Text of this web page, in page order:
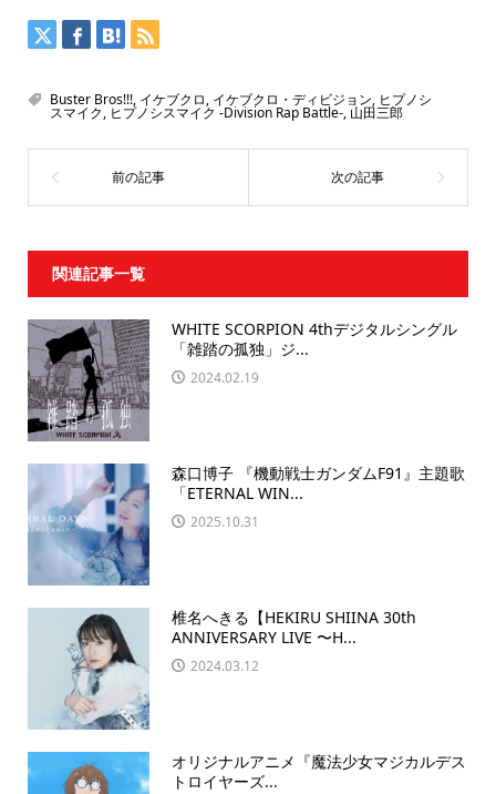
Buster Bros!!!, イケブクロ, イケブクロ・ディビジョン, ヒプノシ
スマイク, ヒプノシスマイク -Division Rap Battle-, 山田三郎
関連記事一覧
WHITE SCORPION 4thデジタルシングル
「雑踏の孤独」ジ...
2024.02.19
森口博子 『機動戦士ガンダムF91』主題歌
「ETERNAL WIN...
2025.10.31
椎名へきる【HEKIRU SHIINA 30th
ANNIVERSARY LIVE 〜H...
2024.03.12
オリジナルアニメ『魔法少⼥マジカルデス
トロイヤーズ...